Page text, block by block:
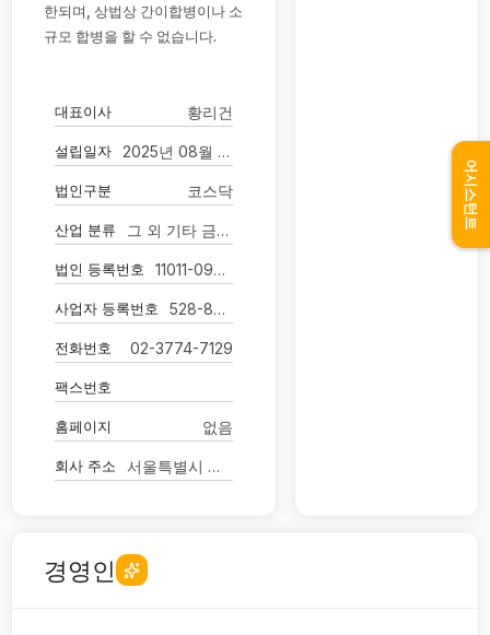
한되며, 상법상 간이합병이나 소
규모 합병을 할 수 없습니다.
대표이사 황리건
설립일자 2025년 08월 07일
법인구분 코스닥
산업 분류 그 외 기타 금융 지원 서비스업
법인 등록번호 11011-0934004
사업자 등록번호 528-87-03961
전화번호 02-3774-7129
팩스번호
홈페이지 없음
회사 주소 서울특별시 중구 을지로5길 26 이스트타워
경영인
어시스턴트